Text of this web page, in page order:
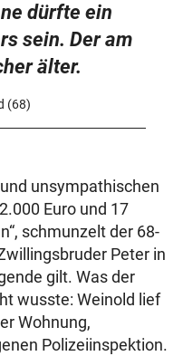
dürfte ein
sein. Der am
älter.
(68)
unsympathischen
Euro und 17
schmunzelt der 68-
Peter in
gilt. Was der
wusste: Weinold lief
Wohnung,
Polizeiinspektion.